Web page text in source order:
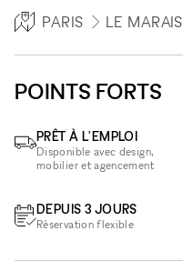
PARIS LE MARAIS
POINTS FORTS
PRÊT À L'EMPLOI
Disponible avec design,
mobilier et agencement
DEPUIS 3 JOURS
Réservation flexible